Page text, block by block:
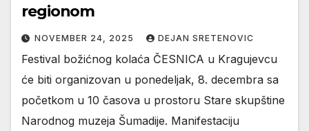
regionom
NOVEMBER 24, 2025 DEJAN SRETENOVIC
Festival božićnog kolaća ČESNICA u Kragujevcu
će biti organizovan u ponedeljak, 8. decembra sa
početkom u 10 časova u prostoru Stare skupštine
Narodnog muzeja Šumadije. Manifestaciju